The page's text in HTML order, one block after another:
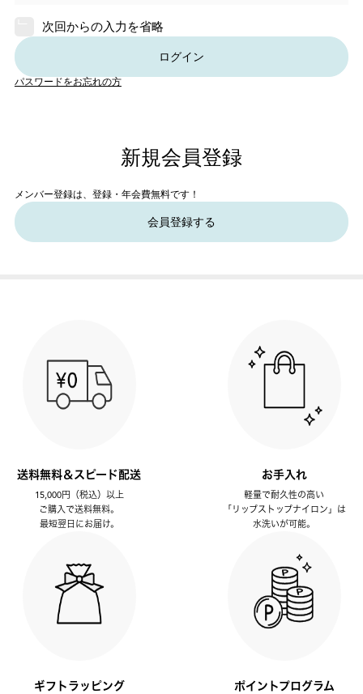
次回からの入力を省略
ログイン
パスワードをお忘れの方
新規会員登録
メンバー登録は、登録・年会費無料です！
会員登録する
送料無料＆スピード配送
15,000円（税込）以上
ご購入で送料無料。
最短翌日にお届け。
お手入れ
軽量で耐久性の高い
「リップストップナイロン」は
水洗いが可能。
ギフトラッピング ポイントプログラム